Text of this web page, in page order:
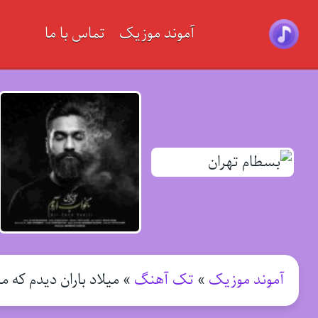
آموند موزیک تماس با ما
آموند موزیک » تک آهنگ » میلاد باران دیدم که